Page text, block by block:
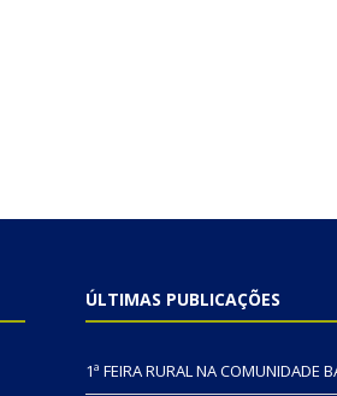
ÚLTIMAS PUBLICAÇÕES
1ª FEIRA RURAL NA COMUNIDADE